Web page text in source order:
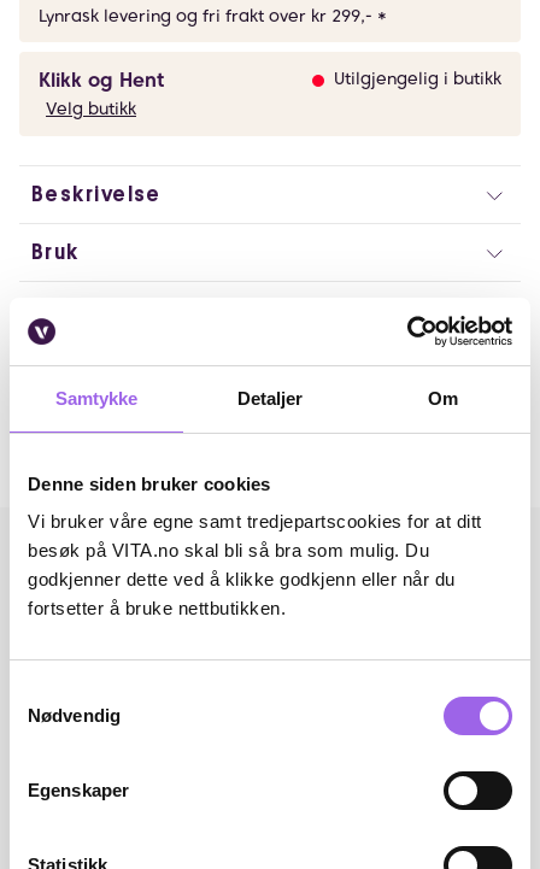
Samtykke Detaljer Om
Denne siden bruker cookies
Vi bruker våre egne samt tredjepartscookies for at ditt
besøk på VITA.no skal bli så bra som mulig. Du
godkjenner dette ved å klikke godkjenn eller når du
fortsetter å bruke nettbutikken.
Nødvendig
Egenskaper
Statistikk
Lynrask levering og fri frakt over kr 299,- *
Klikk og Hent
Utilgjengelig i butikk
Velg butikk
Beskrivelse
Bruk
Artikkelnummer: 250617029
Omtaler